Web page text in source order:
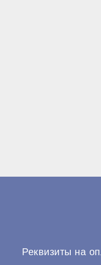
Реквизиты на